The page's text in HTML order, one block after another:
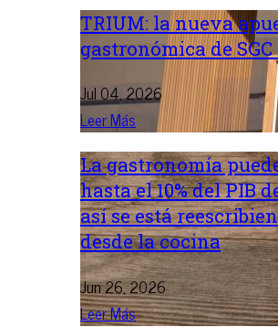
TRIUM: la nueva
gastronómica de
Jul 04, 2026
Leer Más
La gastronomía
hasta el 10% del PIB
así se está
desde la cocina
Jun 26, 2026
Leer Más